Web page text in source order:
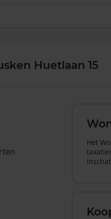
Huetlaan 15
Het